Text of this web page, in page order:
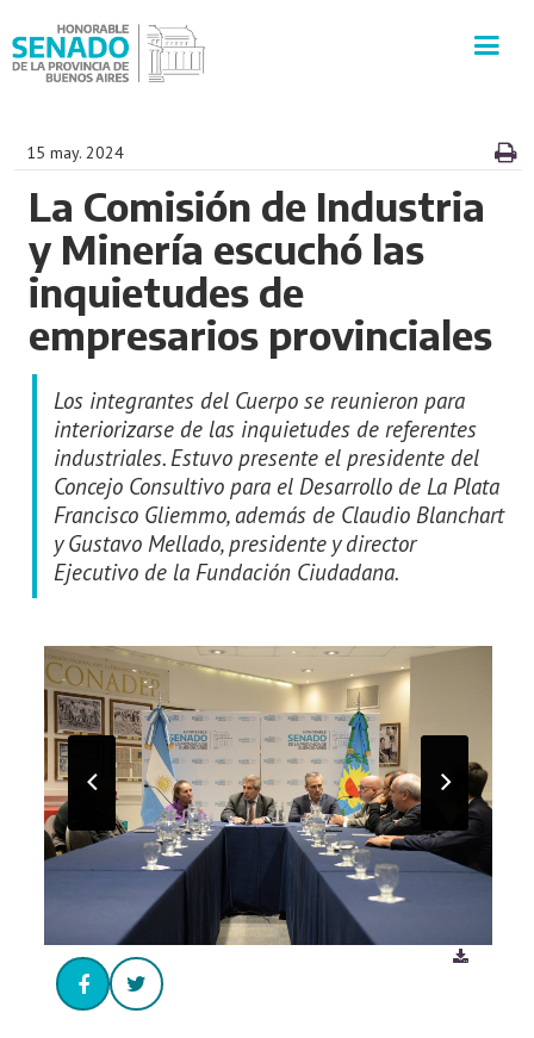
SECRETARÍAS
PRENSA
CULTURA
VISITAS GUIADAS
CONTACTO
15 may. 2024
La Comisión de Industria
y Minería escuchó las
inquietudes de
empresarios provinciales
Los integrantes del Cuerpo se reunieron para
interiorizarse de las inquietudes de referentes
industriales. Estuvo presente el presidente del
Concejo Consultivo para el Desarrollo de La Plata
Francisco Gliemmo, además de Claudio Blanchart
y Gustavo Mellado, presidente y director
Ejecutivo de la Fundación Ciudadana.